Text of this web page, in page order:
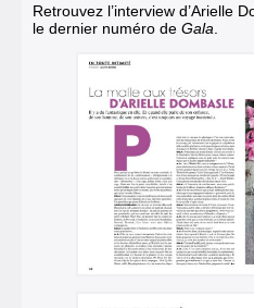
Retrouvez l’interview d’Arielle
le dernier numéro de Gala